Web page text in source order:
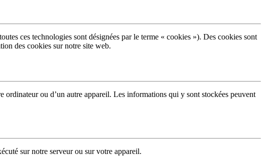
ces technologies sont désignées par le terme « cookies »). Des cookies sont
des cookies sur notre site web.
ou d’un autre appareil. Les informations qui y sont stockées peuvent
sur notre serveur ou sur votre appareil.